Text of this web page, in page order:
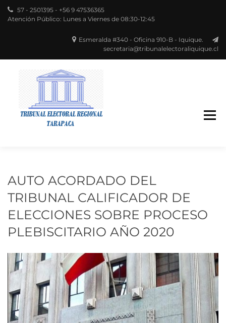
57 - 2501395 - +56 9 47536365
Atención Público: Lunes a Viernes de 08:30-12:45
Esmeralda #340 - Oficina 910-B - Iquique.
secretaria@tribunalelectoraliquique.cl
AUTO ACORDADO DEL
TRIBUNAL CALIFICADOR DE
ELECCIONES SOBRE PROCESO
PLEBISCITARIO AÑO 2020